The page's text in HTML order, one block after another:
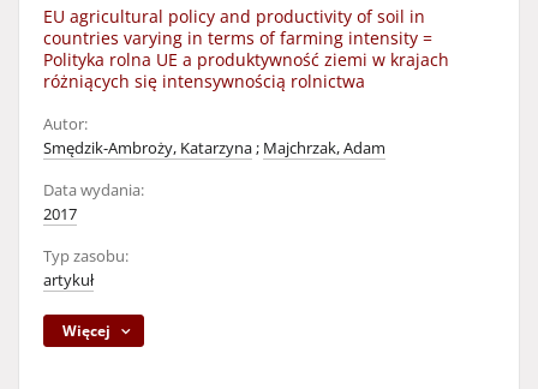
EU agricultural policy and productivity of soil in
countries varying in terms of farming intensity =
Polityka rolna UE a produktywność ziemi w krajach
różniących się intensywnością rolnictwa
Autor:
Smędzik-Ambroży, Katarzyna; Majchrzak, Adam
Data wydania:
2017
Typ zasobu:
artykuł
Więcej